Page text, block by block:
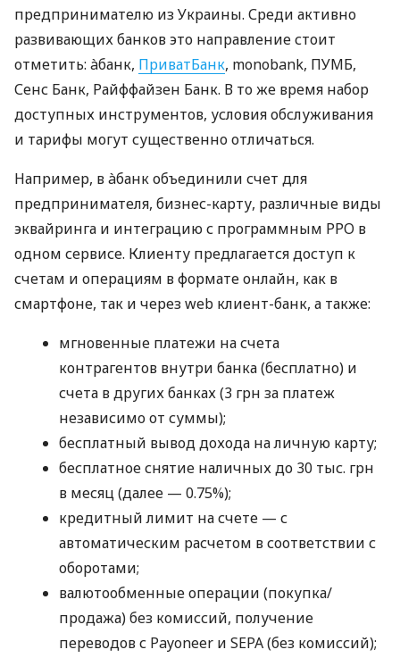
предпринимателю из Украины. Среди активно
развивающих банков это направление стоит
отметить: àбанк, ПриватБанк, monobank, ПУМБ,
Сенс Банк, Райффайзен Банк. В то же время набор
доступных инструментов, условия обслуживания
и тарифы могут существенно отличаться.
Например, в àбанк объединили счет для
предпринимателя, бизнес-карту, различные виды
эквайринга и интеграцию с программным РРО в
одном сервисе. Клиенту предлагается доступ к
счетам и операциям в формате онлайн, как в
смартфоне, так и через web клиент-банк, а также:
мгновенные платежи на счета
контрагентов внутри банка (бесплатно) и
счета в других банках (3 грн за платеж
независимо от суммы);
бесплатный вывод дохода на личную карту;
бесплатное снятие наличных до 30 тыс. грн
в месяц (далее — 0.75%);
кредитный лимит на счете — с
автоматическим расчетом в соответствии с
оборотами;
валютообменные операции (покупка/
продажа) без комиссий, получение
переводов с Payoneer и SEPA (без комиссий);